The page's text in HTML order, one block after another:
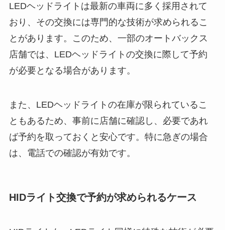
LEDヘッドライトは最新の車両に多く採用されて
おり、その交換には専門的な技術が求められるこ
とがあります。このため、一部のオートバックス
店舗では、LEDヘッドライトの交換に際して予約
が必要となる場合があります。
また、LEDヘッドライトの在庫が限られているこ
ともあるため、事前に店舗に確認し、必要であれ
ば予約を取っておくと安心です。特に急ぎの場合
は、電話での確認が有効です。
HIDライト交換で予約が求められるケース